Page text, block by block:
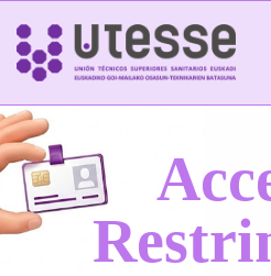
Skip
content
Inicio
QUIÉNES SOMOS